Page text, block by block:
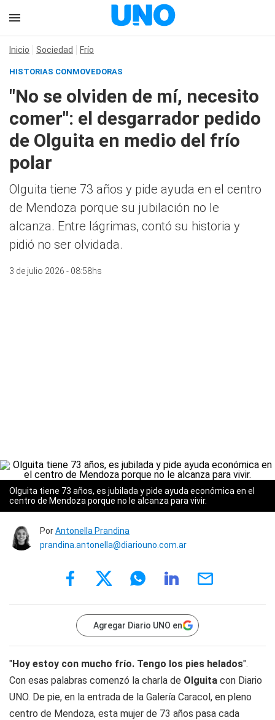
Inicio Sociedad Frío
HISTORIAS CONMOVEDORAS
"No se olviden de mí, necesito
comer": el desgarrador pedido
de Olguita en medio del frío
polar
Olguita tiene 73 años y pide ayuda en el centro
de Mendoza porque su jubilación no le
alcanza. Entre lágrimas, contó su historia y
pidió no ser olvidada.
3 de julio 2026 - 08:58hs
Olguita tiene 73 años, es jubilada y pide ayuda económica en el
centro de Mendoza porque no le alcanza para vivir.
PorAntonella Prandina
prandina.antonella@diariouno.com.ar
Agregar Diario UNO en
"Hoy estoy con mucho frío. Tengo los pies helados".
Con esas palabras comenzó la charla de Olguita con Diario
UNO. De pie, en la entrada de la Galería Caracol, en pleno
centro de Mendoza, esta mujer de 73 años pasa cada